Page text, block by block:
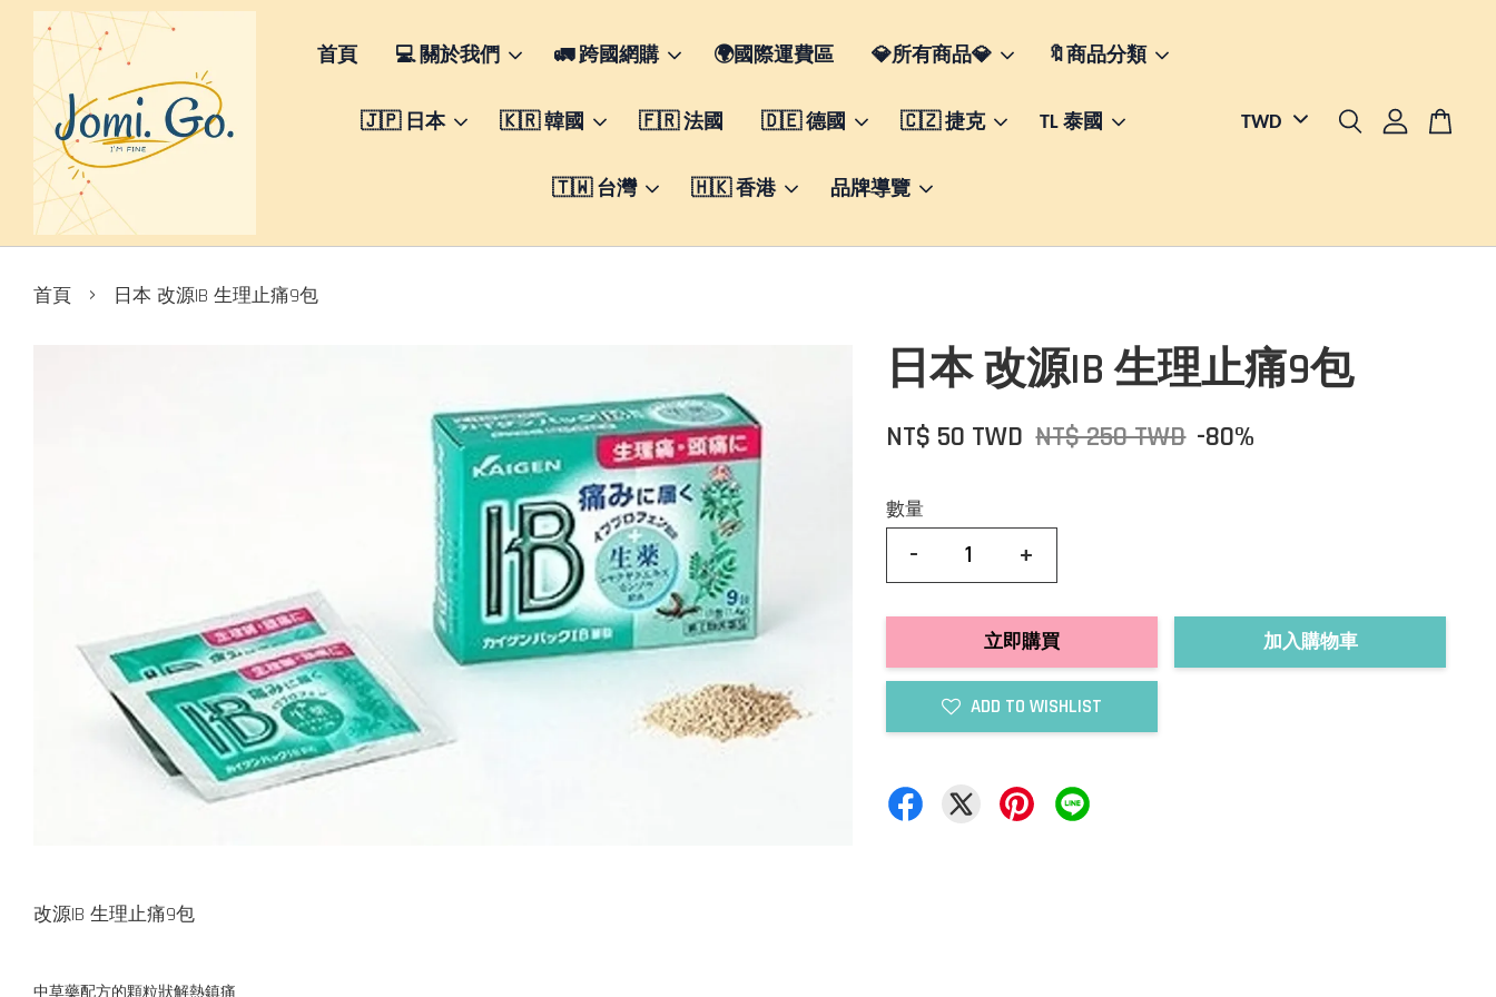
首頁 💻 關於我們 🚛 跨國網購 🌍國際運費區 💎所有商品💎 🔖商品分類
🇯🇵 日本 🇰🇷 韓國 🇫🇷 法國 🇩🇪 德國 🇨🇿 捷克 TL 泰國
🇹🇼 台灣 🇭🇰 香港 品牌導覽
首頁 › 日本 改源IB 生理止痛9包
日本 改源IB 生理止痛9包
NT$ 50 TWD NT$ 250 TWD -80%
數量
- +
立即購買 加入購物車
ADD TO WISHLIST
改源IB 生理止痛9包
中草藥配方的顆粒狀解熱鎮痛